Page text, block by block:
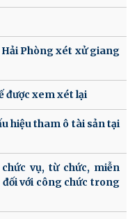
Hải Phòng xét xử giang
được xem xét lại
hiệu tham ô tài sản tại
vụ, từ chức, miễn
với công chức trong